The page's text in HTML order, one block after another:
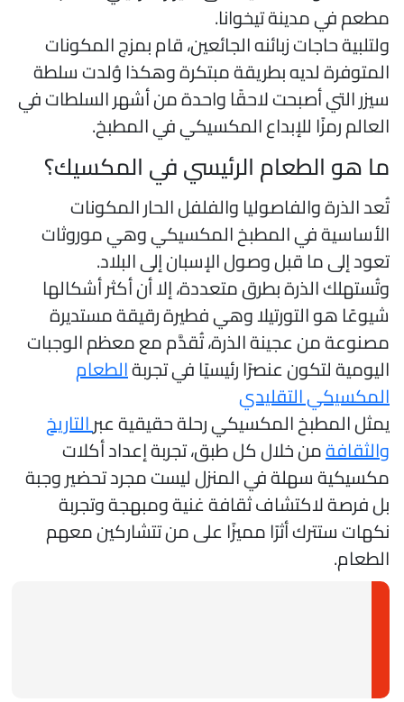
في مدينة تيخوانا.
حاجات زبائنه الجائعين، قام بمزج المكونات
لديه بطريقة مبتكرة وهكذا وُلدت سلطة
التي أصبحت لاحقًا واحدة من أشهر السلطات في
رمزًا للإبداع المكسيكي في المطبخ.
هو الطعام الرئيسي في المكسيك؟
الذرة والفاصوليا والفلفل الحار المكونات
في المطبخ المكسيكي وهي موروثات
إلى ما قبل وصول الإسبان إلى البلاد.
الذرة بطرق متعددة، إلا أن أكثر أشكالها
هو التورتيلا وهي فطيرة رقيقة مستديرة
من عجينة الذرة، تُقدَّم مع معظم الوجبات
لتكون عنصرًا رئيسيًا في تجربةالطعام
التقليدي
المطبخ المكسيكي رحلة حقيقية عبرالتاريخ
من خلال كل طبق، تجربة إعداد أكلات
سهلة في المنزل ليست مجرد تحضير وجبة
فرصة لاكتشاف ثقافة غنية ومبهجة وتجربة
ستترك أثرًا مميزًا على من تتشاركين معهم